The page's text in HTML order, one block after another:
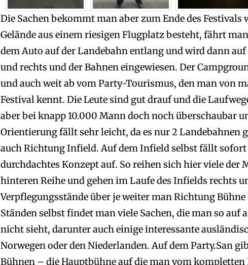
Die Sachen bekommt man aber zum Ende des Festivals
Gelände aus einem riesigen Flugplatz besteht, fährt
dem Auto auf der Landebahn entlang und wird dann
und rechts und der Bahnen eingewiesen. Der
und auch weit ab vom Party-Tourismus, den man von
Festival kennt. Die Leute sind gut drauf und die
aber bei knapp 10.000 Mann doch noch überschaubar
Orientierung fällt sehr leicht, da es nur 2 Landebahnen
auch Richtung Infield. Auf dem Infield selbst fällt sofort
durchdachtes Konzept auf. So reihen sich hier viele der
hinteren Reihe und gehen im Laufe des Infields rechts
Verpflegungsstände über je weiter man Richtung
Ständen selbst findet man viele Sachen, die man so auf
nicht sieht, darunter auch einige interessante
Norwegen oder den Niederlanden. Auf dem Party.San
Bühnen – die Hauptbühne auf die man vom kompletten